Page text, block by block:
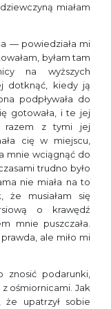
miałam
— powiedziała mi
byłam tam
na wyższych
dotknąć, kiedy ją
podpływała do
gotowała, i te jej
razem z tymi jej
cię w miejscu,
mnie wciągnąć do
trudno było
nie miała na to
że musiałam się
o krawędź
mnie puszczała.
ale miło mi
znosić podarunki,
ośmiornicami. Jak
że upatrzył sobie